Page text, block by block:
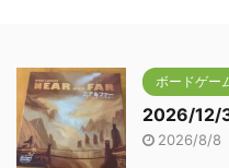
ボードゲー
2026/12/
2026/8/8